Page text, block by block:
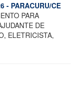
- PARACURU/CE
PARA
DE
ELETRICISTA,